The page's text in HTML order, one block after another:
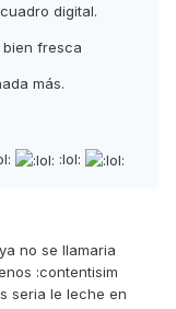
digital.
bien fresca
más.
:lol:
no se llamaria
:contentisim
seria le leche en